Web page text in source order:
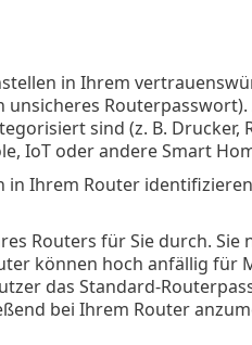
in Ihrem
sind (z. B. Drucker,
IoT oder andere Smart
in Ihrem Router
Routers für Sie durch. Sie
können hoch anfällig für
das Standard-
bei Ihrem Router